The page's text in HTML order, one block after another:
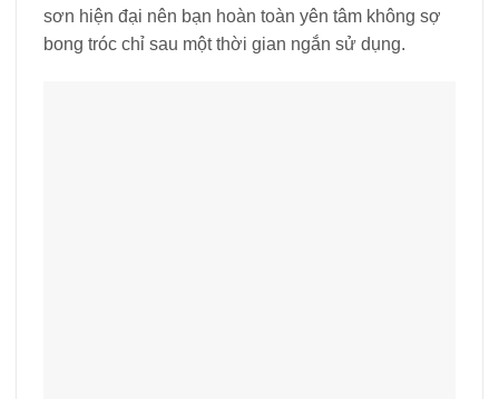
sơn hiện đại nên bạn hoàn toàn yên tâm không sợ
bong tróc chỉ sau một thời gian ngắn sử dụng.